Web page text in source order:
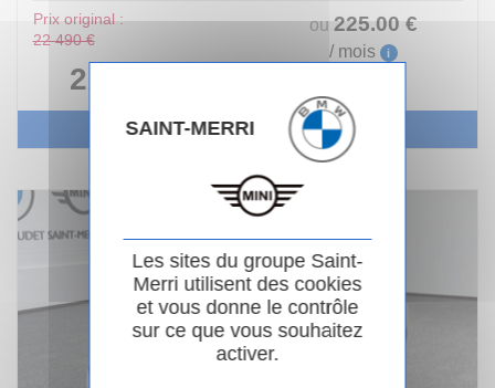
Prix original :
22 490 €
21 990 €
ou225.00 €
/ mois i
Voir le véhicule
SAINT-MERRI
Les sites du groupe Saint-
Merri utilisent des cookies
et vous donne le contrôle
sur ce que vous souhaitez
activer.